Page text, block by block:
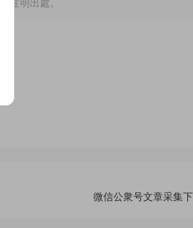
注明出處。
微信公衆号文章采集